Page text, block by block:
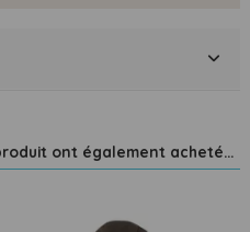
ont également acheté...